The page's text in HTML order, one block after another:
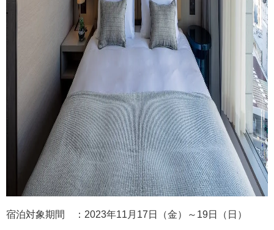
宿泊対象期間 ：2023年11月17日（金）～19日（日）